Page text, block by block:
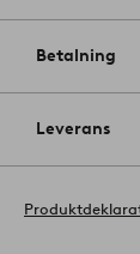
Betalning
Leverans